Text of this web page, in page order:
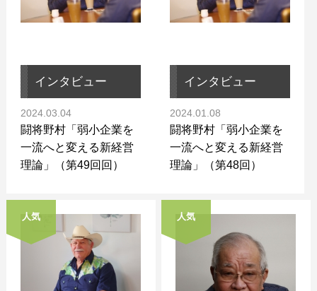
インタビュー
2024.03.04
闘将野村「弱小企業を
一流へと変える新経営
理論」（第49回回）
インタビュー
2024.01.08
闘将野村「弱小企業を
一流へと変える新経営
理論」（第48回）
人気 人気